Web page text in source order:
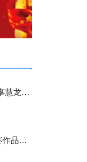
慧龙书
幕
作品选